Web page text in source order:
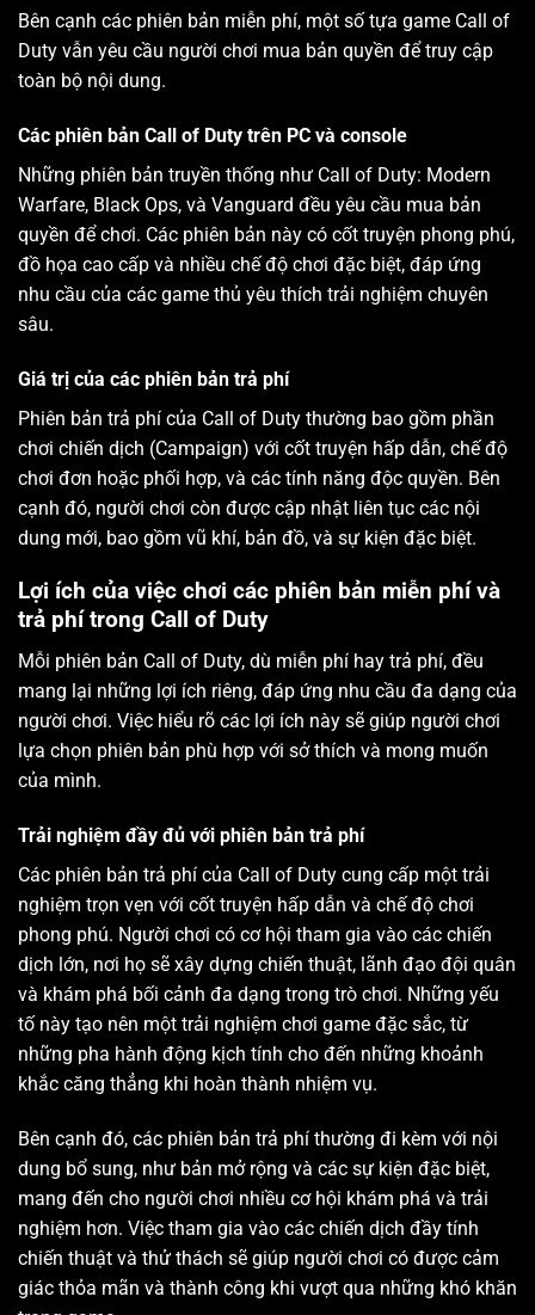
Bên cạnh các phiên bản miễn phí, một số tựa game Call of
Duty vẫn yêu cầu người chơi mua bản quyền để truy cập
toàn bộ nội dung.
Các phiên bản Call of Duty trên PC và console
Những phiên bản truyền thống như Call of Duty: Modern
Warfare, Black Ops, và Vanguard đều yêu cầu mua bản
quyền để chơi. Các phiên bản này có cốt truyện phong phú,
đồ họa cao cấp và nhiều chế độ chơi đặc biệt, đáp ứng
nhu cầu của các game thủ yêu thích trải nghiệm chuyên
sâu.
Giá trị của các phiên bản trả phí
Phiên bản trả phí của Call of Duty thường bao gồm phần
chơi chiến dịch (Campaign) với cốt truyện hấp dẫn, chế độ
chơi đơn hoặc phối hợp, và các tính năng độc quyền. Bên
cạnh đó, người chơi còn được cập nhật liên tục các nội
dung mới, bao gồm vũ khí, bản đồ, và sự kiện đặc biệt.
Lợi ích của việc chơi các phiên bản miễn phí và
trả phí trong Call of Duty
Mỗi phiên bản Call of Duty, dù miễn phí hay trả phí, đều
mang lại những lợi ích riêng, đáp ứng nhu cầu đa dạng của
người chơi. Việc hiểu rõ các lợi ích này sẽ giúp người chơi
lựa chọn phiên bản phù hợp với sở thích và mong muốn
của mình.
Trải nghiệm đầy đủ với phiên bản trả phí
Các phiên bản trả phí của Call of Duty cung cấp một trải
nghiệm trọn vẹn với cốt truyện hấp dẫn và chế độ chơi
phong phú. Người chơi có cơ hội tham gia vào các chiến
dịch lớn, nơi họ sẽ xây dựng chiến thuật, lãnh đạo đội quân
và khám phá bối cảnh đa dạng trong trò chơi. Những yếu
tố này tạo nên một trải nghiệm chơi game đặc sắc, từ
những pha hành động kịch tính cho đến những khoảnh
khắc căng thẳng khi hoàn thành nhiệm vụ.
Bên cạnh đó, các phiên bản trả phí thường đi kèm với nội
dung bổ sung, như bản mở rộng và các sự kiện đặc biệt,
mang đến cho người chơi nhiều cơ hội khám phá và trải
nghiệm hơn. Việc tham gia vào các chiến dịch đầy tính
chiến thuật và thử thách sẽ giúp người chơi có được cảm
giác thỏa mãn và thành công khi vượt qua những khó khăn